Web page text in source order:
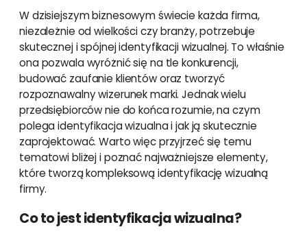
W dzisiejszym biznesowym świecie każda firma,
niezależnie od wielkości czy branży, potrzebuje
skutecznej i spójnej identyfikacji wizualnej. To właśnie
ona pozwala wyróżnić się na tle konkurencji,
budować zaufanie klientów oraz tworzyć
rozpoznawalny wizerunek marki. Jednak wielu
przedsiębiorców nie do końca rozumie, na czym
polega identyfikacja wizualna i jak ją skutecznie
zaprojektować. Warto więc przyjrzeć się temu
tematowi bliżej i poznać najważniejsze elementy,
które tworzą kompleksową identyfikację wizualną
firmy.
Co to jest identyfikacja wizualna?